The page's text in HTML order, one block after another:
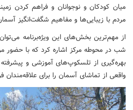
میان کودکان و نوجوانان و فراهم کردن
مردم با زیبایی‌ها و مفاهیم شگفت‌انگیز
از مهم‌ترین بخش‌های این ویژه‌برنامه
شب در محوطه مرکز اشاره کرد که با حضور
بهره‌گیری از تلسکوپ‌های آموزشی و
واقعی از تماشای آسمان را برای علاقه‌مندان